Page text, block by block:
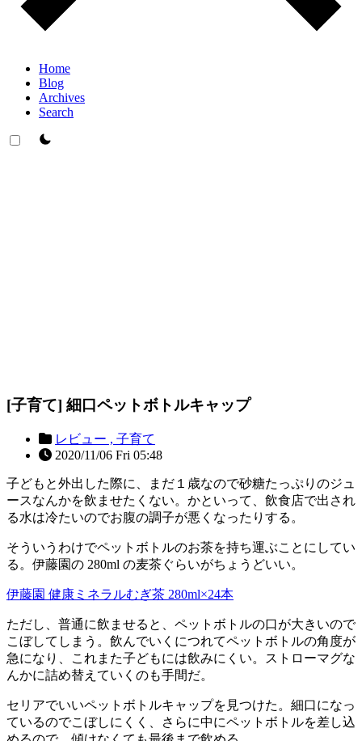
Home
Blog
Archives
Search
theme switcher
[子育て] 細口ペットボトルキャップ
レビュー , 子育て
2020/11/06 Fri 05:48
子どもと外出した際に、まだ１歳なので砂糖たっぷりのジュ
ースなんかを飲ませたくない。かといって、飲食店で出され
る水は冷たいのでお腹の調子が悪くなったりする。
そういうわけでペットボトルのお茶を持ち運ぶことにしてい
る。伊藤園の 280ml の麦茶ぐらいがちょうどいい。
伊藤園 健康ミネラルむぎ茶 280ml×24本
ただし、普通に飲ませると、ペットボトルの口が大きいので
こぼしてしまう。飲んでいくにつれてペットボトルの角度が
急になり、これまた子どもには飲みにくい。ストローマグな
んかに詰め替えていくのも手間だ。
セリアでいいペットボトルキャップを見つけた。細口になっ
ているのでこぼしにくく、さらに中にペットボトルを差し込